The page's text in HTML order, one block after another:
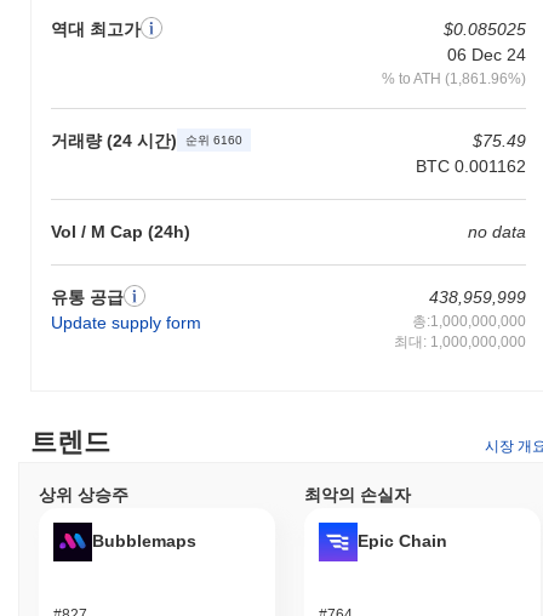
역대 최고가
$0.085025
06 Dec 24
% to ATH (1,861.96%)
거래량 (24 시간) 순위 6160
$75.49
BTC 0.001162
Vol / M Cap (24h) no data
유통 공급
Update supply form
438,959,999
총:1,000,000,000
최대: 1,000,000,000
HashPack으로 무엇을 할 수 있나요?
HashPack은 생태계 내 사용자, 보유자, 검증자 및 개발자를 위한
하는 데 관련된 수수료를 충당하는 등 여러 기능을 수행합니다. 보
유자는 네트워크를 보호하기 위해 토큰을 스테이킹할 수 있으며,
이를 통해 프로젝트의 방향에 영향을 미칠 수 있습니다. 개발자를
위해 HashPack은 dApps 및 통합 구축을 위한 도구와 리소스를 제
공하여 생태계의 전반적인 기능을 향상시킵니다. 또한, 이 플랫폼
은 지갑 및 마켓플레이스와 같은 다양한 애플리케이션을 지원하며,
PACK은 결제 및 서비스 접근과 같은 특정 기능에 활용될 수 있습
HashPack은 여전히 활동적이거나 관련성이 있나요?
HashPack은 여전히 활동적이며, 최근 업데이트와 개발이 암호화
기준으로 HashPack은 사용자 경험과 보안 기능을 향상시키는 중
요한 지갑 기능 업그레이드를 발표했습니다. 이 프로젝트는 사용자
습니다. 기술 업데이트 외에도 HashPack은 소셜 미디어 플랫폼에
트렌드 시장 개
상위 상승주
Bubblemaps
최악의 손실자
Epic Chain